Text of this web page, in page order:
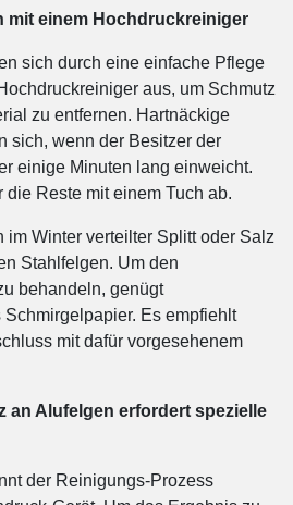
mit einem Hochdruckreiniger
sich durch eine einfache Pflege
aus, um Schmutz
zu entfernen. Hartnäckige
sich, wenn der Besitzer der
einige Minuten lang einweicht.
Reste mit einem Tuch ab.
im Winter verteilter Splitt oder Salz
Stahlfelgen. Um den
behandeln, genügt
Es empfiehlt
mit dafür vorgesehenem
an Alufelgen erfordert spezielle
der Reinigungs-Prozess